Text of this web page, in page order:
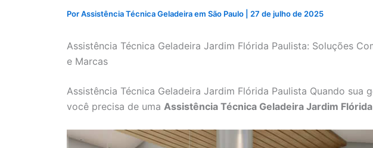
PorAssistência Técnica Geladeira em São Paulo 27 de julho de 2025
Assistência Técnica Geladeira Jardim Flórida Paulista: Soluções
e Marcas
Assistência Técnica Geladeira Jardim Flórida Paulista Quando sua
você precisa de uma Assistência Técnica Geladeira Jardim